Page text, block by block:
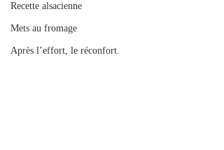
Recette alsacienne
Mets au fromage
Après l’effort, le réconfort.